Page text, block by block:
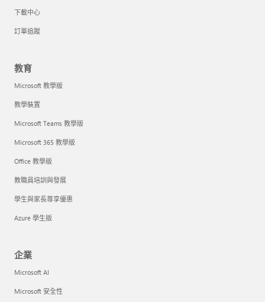
下載中心
訂單追蹤
教育
Microsoft 教學版
教學裝置
Microsoft Teams 教學版
Microsoft 365 教學版
Office 教學版
教職員培訓與發展
學生與家長尊享優惠
Azure 學生版
企業
Microsoft AI
Microsoft 安全性